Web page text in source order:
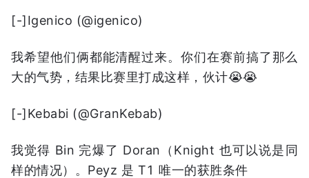
[-]Igenico (@igenico)
我希望他们俩都能清醒过来。你们在赛前搞了那么
大的气势，结果比赛里打成这样，伙计😭😭
[-]Kebabi (@GranKebab)
我觉得 Bin 完爆了 Doran（Knight 也可以说是同
样的情况）。Peyz 是 T1 唯一的获胜条件